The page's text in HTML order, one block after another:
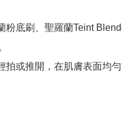
粉底刷、聖羅蘭Teint
拍或推開，在肌膚表面均勻